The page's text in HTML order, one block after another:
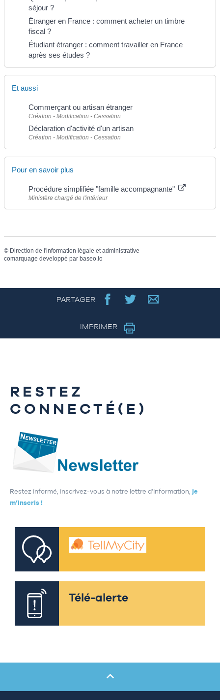
séjour ?
Étranger en France : comment acheter un timbre
fiscal ?
Étudiant étranger : comment travailler en France
après ses études ?
Et aussi
Commerçant ou artisan étranger
Création - Modification - Cessation
Déclaration d'activité d'un artisan
Création - Modification - Cessation
Pour en savoir plus
Procédure simplifiée "famille accompagnante"
Ministère chargé de l'intérieur
© Direction de l'information légale et administrative
comarquage developpé par baseo.io
PARTAGER
IMPRIMER
RESTEZ
CONNECTÉ(E)
Restez informé, inscrivez-vous à notre lettre d’information, je
m’inscris !
Télé-alerte